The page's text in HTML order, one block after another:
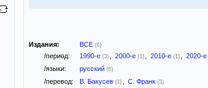
Издания: ВСЕ (6)
/период: 1990-е (3) 2000-е (1) 2010-е (1) 2020-е
/языки: русский (6)
/перевод: В. Бакусев (1) С. Франк (3)